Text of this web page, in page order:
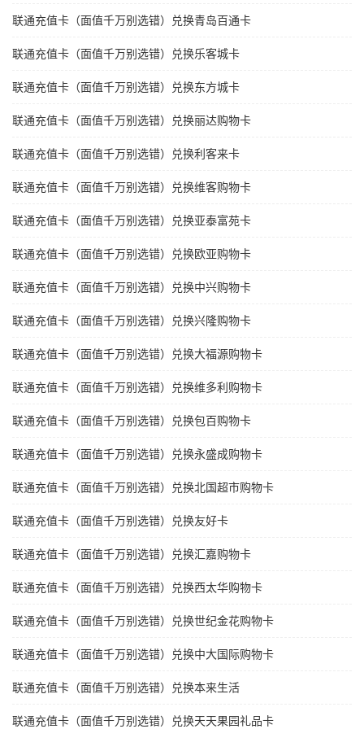
联通充值卡（面值千万别选错）兑换青岛百通卡
联通充值卡（面值千万别选错）兑换乐客城卡
联通充值卡（面值千万别选错）兑换东方城卡
联通充值卡（面值千万别选错）兑换丽达购物卡
联通充值卡（面值千万别选错）兑换利客来卡
联通充值卡（面值千万别选错）兑换维客购物卡
联通充值卡（面值千万别选错）兑换亚泰富苑卡
联通充值卡（面值千万别选错）兑换欧亚购物卡
联通充值卡（面值千万别选错）兑换中兴购物卡
联通充值卡（面值千万别选错）兑换兴隆购物卡
联通充值卡（面值千万别选错）兑换大福源购物卡
联通充值卡（面值千万别选错）兑换维多利购物卡
联通充值卡（面值千万别选错）兑换包百购物卡
联通充值卡（面值千万别选错）兑换永盛成购物卡
联通充值卡（面值千万别选错）兑换北国超市购物卡
联通充值卡（面值千万别选错）兑换友好卡
联通充值卡（面值千万别选错）兑换汇嘉购物卡
联通充值卡（面值千万别选错）兑换西太华购物卡
联通充值卡（面值千万别选错）兑换世纪金花购物卡
联通充值卡（面值千万别选错）兑换中大国际购物卡
联通充值卡（面值千万别选错）兑换本来生活
联通充值卡（面值千万别选错）兑换天天果园礼品卡